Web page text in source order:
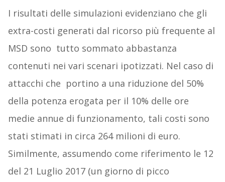
I risultati delle simulazioni evidenziano che gli
extra-costi generati dal ricorso più frequente al
MSD sono tutto sommato abbastanza
contenuti nei vari scenari ipotizzati. Nel caso di
attacchi che portino a una riduzione del 50%
della potenza erogata per il 10% delle ore
medie annue di funzionamento, tali costi sono
stati stimati in circa 264 milioni di euro.
Similmente, assumendo come riferimento le 12
del 21 Luglio 2017 (un giorno di picco